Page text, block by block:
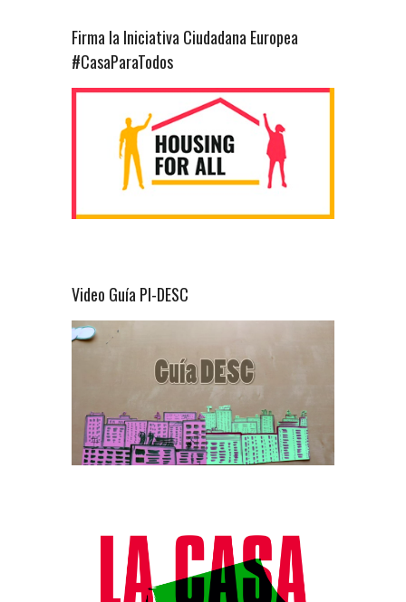
Firma la Iniciativa Ciudadana Europea
#CasaParaTodos
Video Guía PI-DESC